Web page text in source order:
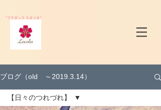
*フラダンス スタジオ*
ブログ（old ～2019.3.14）
【日々のつれづれ】